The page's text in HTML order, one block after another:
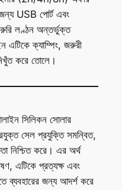
জন্য USB পোর্ট এবং
লণ্ঠন অন্তর্ভুক্ত
এটিকে ক্যাম্পিং, জরুরী
করে তোলে।
সিলিকন সোলার
সেল প্রযুক্তি সমন্বিত,
নিশ্চিত করে। এর অর্থ
এটিকে প্রত্যক্ষ এবং
ব্যবহারের জন্য আদর্শ করে